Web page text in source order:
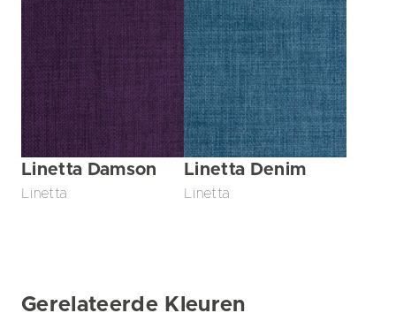
Linetta Damson
Linetta
Linetta Denim
Linetta
Gerelateerde Kleuren